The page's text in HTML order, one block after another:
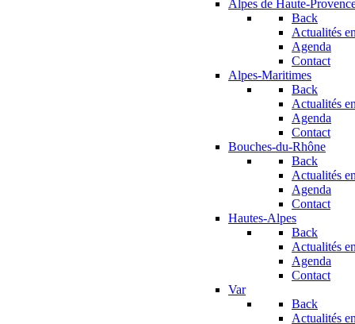
Alpes de Haute-
Back
Actualités
Agenda
Contact
Alpes-Maritimes
Back
Actualités
Agenda
Contact
Bouches-du-Rhône
Back
Actualités
Agenda
Contact
Hautes-Alpes
Back
Actualités
Agenda
Contact
Var
Back
Actualités